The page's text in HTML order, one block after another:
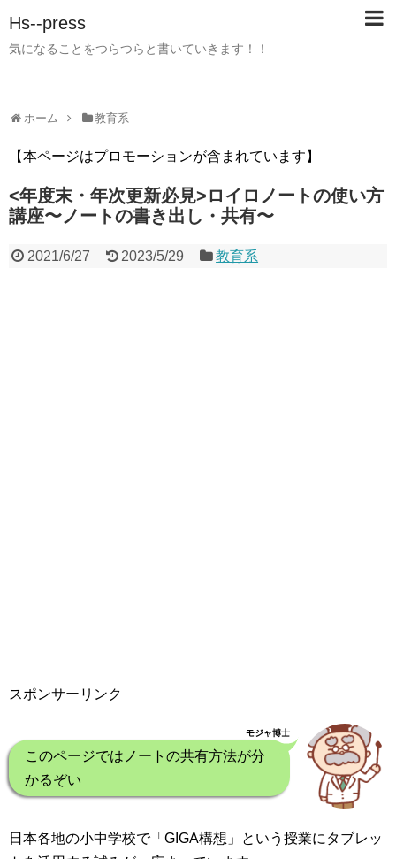
Hs--press
気になることをつらつらと書いていきます！！
ホーム 教育系
【本ページはプロモーションが含まれています】
<年度末・年次更新必見>ロイロノートの使い方
講座〜ノートの書き出し・共有〜
2021/6/27 2023/5/29 教育系
スポンサーリンク
モジャ博士
このページではノートの共有方法が分
かるぞい
日本各地の小中学校で「GIGA構想」という授業にタブレッ